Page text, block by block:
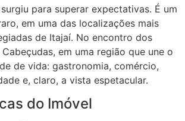
para superar expectativas. É um
em uma das localizações mais
de Itajaí. No encontro dos
em uma região que une o
de vida: gastronomia, comércio,
e, claro, a vista espetacular.
do Imóvel